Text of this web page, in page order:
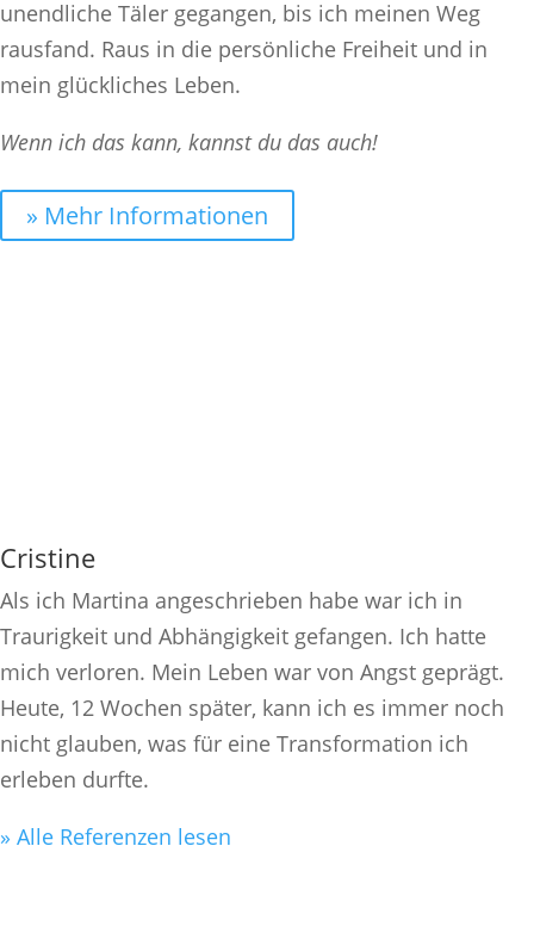
unendliche Täler gegangen, bis ich meinen Weg
rausfand. Raus in die persönliche Freiheit und in
mein glückliches Leben.
Wenn ich das kann, kannst du das auch!
» Mehr Informationen
Cristine
Als ich Martina angeschrieben habe war ich in
Traurigkeit und Abhängigkeit gefangen. Ich hatte
mich verloren. Mein Leben war von Angst geprägt.
Heute, 12 Wochen später, kann ich es immer noch
nicht glauben, was für eine Transformation ich
erleben durfte.
» Alle Referenzen lesen